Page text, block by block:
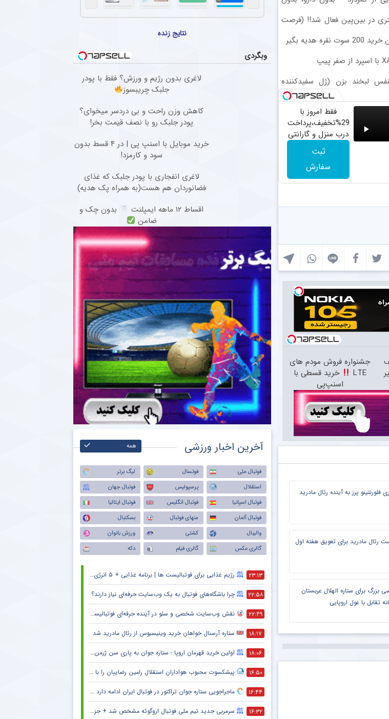
تتری در بین‌پین فعال شد!! (فرصت
هدیه بگیر
لبخند بزن (ژل سفیدکننده
فقط امروز با
29%تخفیف،پرداخت
درب منزل و گارانتی
وات بخر
ثبت
سفارش
جشنواره فروش مودم های
LTE
خرید قسطی با
اسنپ‌پی
فلورنتینو پرز به آینده رئال مادرید
رئال مادرید برای تعویق هفته اول
بزرگ برای ستاره الهلال عربستان
تقابل با غول اروپایی
فرهاد مجیدی در پنجاه‌سالگی، دور از هیاهوی فوتبال ایران، روزهای آرامی را در دبی سپری می‌کند و
جدایی این ستاره از استقلال قطعی شد + جزئیات
دیدیه اندونگ هافبک گابنی فصل گذشته تیم فوتبال استقلال به دلیل بسته ماندن پنجره نقل‌وانتقالاتی به
عملکرد تهاجمی پرسپولیس در پیش‌فصل لیگ برتر
تیم فوتبال پرسپولیس در مسابقات پیش فصل شکستی نداشته و توانسته گل های زیادی را به ثمر برساند.
سرمربی فصل گذشته سپاهان با تمدید یک فصل دیگر در این تیم ماند + عکس
بیان محمودی، سرمربی فصل گذشته سپاهان، با وجود شایعات حضور در پرسپولیس، قرارداد خود را برای
نتایج زنده
وبگردی
لاغری بدون رژیم و ورزش؟ فقط با پودر
جلبک چریبسوز
کاهش وزن راحت و بی دردسر میخوای؟
پودر جلبک رو با نصف قیمت بخر!
خرید موبایل با اسنپ پی | در ۴ قسط بدون
سود و کارمزد!
لاغری انفجاری با پودر جلبک که غذای
فضانوردان هم هست(به همراه پک هدیه)
اقساط ۱۲ ماهه ایمپلنت
بدون چک و
ضامن
آخرین اخبار ورزشی همه
فوتبال ملی فوتسال
لیگ برتر
استقلال
پرسپولیس
فوتبال جهان
فوتبال اسپانیا
فوتبال انگلیس
فوتبال ایتالیا
فوتبال آلمان
منهای فوتبال
بسکتبال
والیبال
کشتی
ورزش بانوان
گالری عکس
گالری فیلم دکه
۲۳:۱۳ رژیم غذایی برای فوتبالیست ها | برنامه غذایی + ۵ انرژی زا
۲۲:۵۸ چرا باشگاه‌های فوتبال به یک وب‌سایت حرفه‌ای نیاز دارند؟
۲۲:۴۹ نقش وب‌سایت شخصی و سئو در آینده حرفه‌ای فوتبالیست‌ها و مربیان
۱۸:۱۷ ستاره آرسنال خواهان خرید وینیسیوس از رئال مادرید شد
۱۸:۰۶ اولین خرید قهرمان اروپا ؛ ستاره جوان به پاری سن ژرمن می رود
۱۶:۵۰ پیشکسوت محبوب هواداران استقلال رامین رضاییان را با خاک یکسان کرد + جزئیات
۱۶:۴۴ ماجراجویی ستاره جوان تراکتور در فوتبال ایران ادامه دارد + جزئیات
۱۶:۳۲ سرمربی جدید تیم ملی فوتبال اروگوئه مشخص شد + جزئیات